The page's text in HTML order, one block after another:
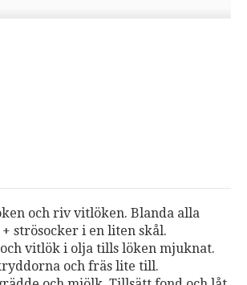
och riv vitlöken. Blanda alla
strösocker i en liten skål.
vitlök i olja tills löken mjuknat.
och fräs lite till.